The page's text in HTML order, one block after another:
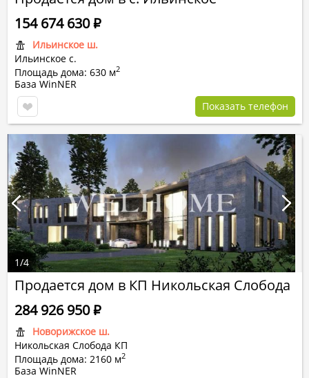
Ильинское ш.
Ильинское с.
Площадь дома: 630 м2
154 674 630Р
База WinNER
Показать телефон
Продается дом в КП Никольская Слобода
Новорижское ш.
Никольская Слобода КП
Площадь дома: 2160 м2
284 926 950Р
База WinNER
1/4